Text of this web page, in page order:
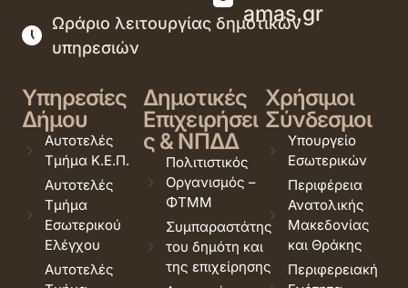
amas.gr
Ωράριο λειτουργίας δημοτικών
υπηρεσιών
Υπηρεσίες
Δήμου
Αυτοτελές
Τμήμα Κ.Ε.Π.
Αυτοτελές
Τμήμα
Εσωτερικού
Ελέγχου
Αυτοτελές
Δημοτικές
Επιχειρήσει
ς & ΝΠΔΔ
Πολιτιστικός
Οργανισμός –
ΦΤΜΜ
Συμπαραστάτης
του δημότη και
της επιχείρησης
Χρήσιμοι
Σύνδεσμοι
Υπουργείο
Εσωτερικών
Περιφέρεια
Ανατολικής
Μακεδονίας
και Θράκης
Περιφερειακή